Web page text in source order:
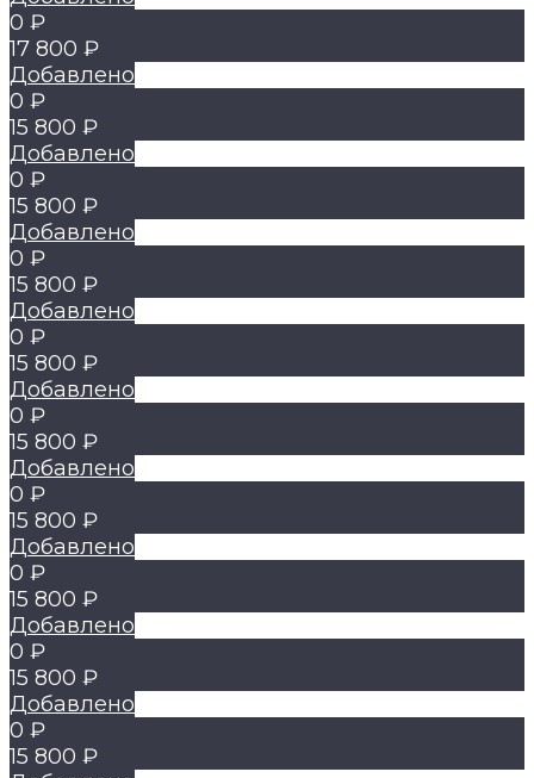
0 ₽
17 800 ₽
Добавлено
0 ₽
15 800 ₽
Добавлено
0 ₽
15 800 ₽
Добавлено
0 ₽
15 800 ₽
Добавлено
0 ₽
15 800 ₽
Добавлено
0 ₽
15 800 ₽
Добавлено
0 ₽
15 800 ₽
Добавлено
0 ₽
15 800 ₽
Добавлено
0 ₽
15 800 ₽
Добавлено
0 ₽
15 800 ₽